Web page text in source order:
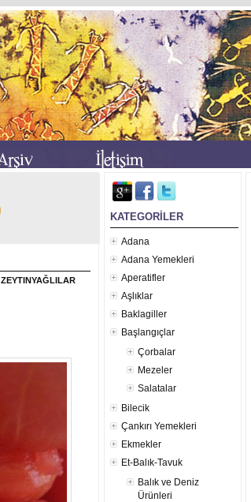
ZEYTINYAĞLILAR
KATEGORİLER
Adana
Adana Yemekleri
Aperatifler
Aşlıklar
Baklagiller
Başlangıçlar
Çorbalar
Mezeler
Salatalar
Bilecik
Çankırı Yemekleri
Ekmekler
Et-Balık-Tavuk
Balık ve Deniz
Ürünleri